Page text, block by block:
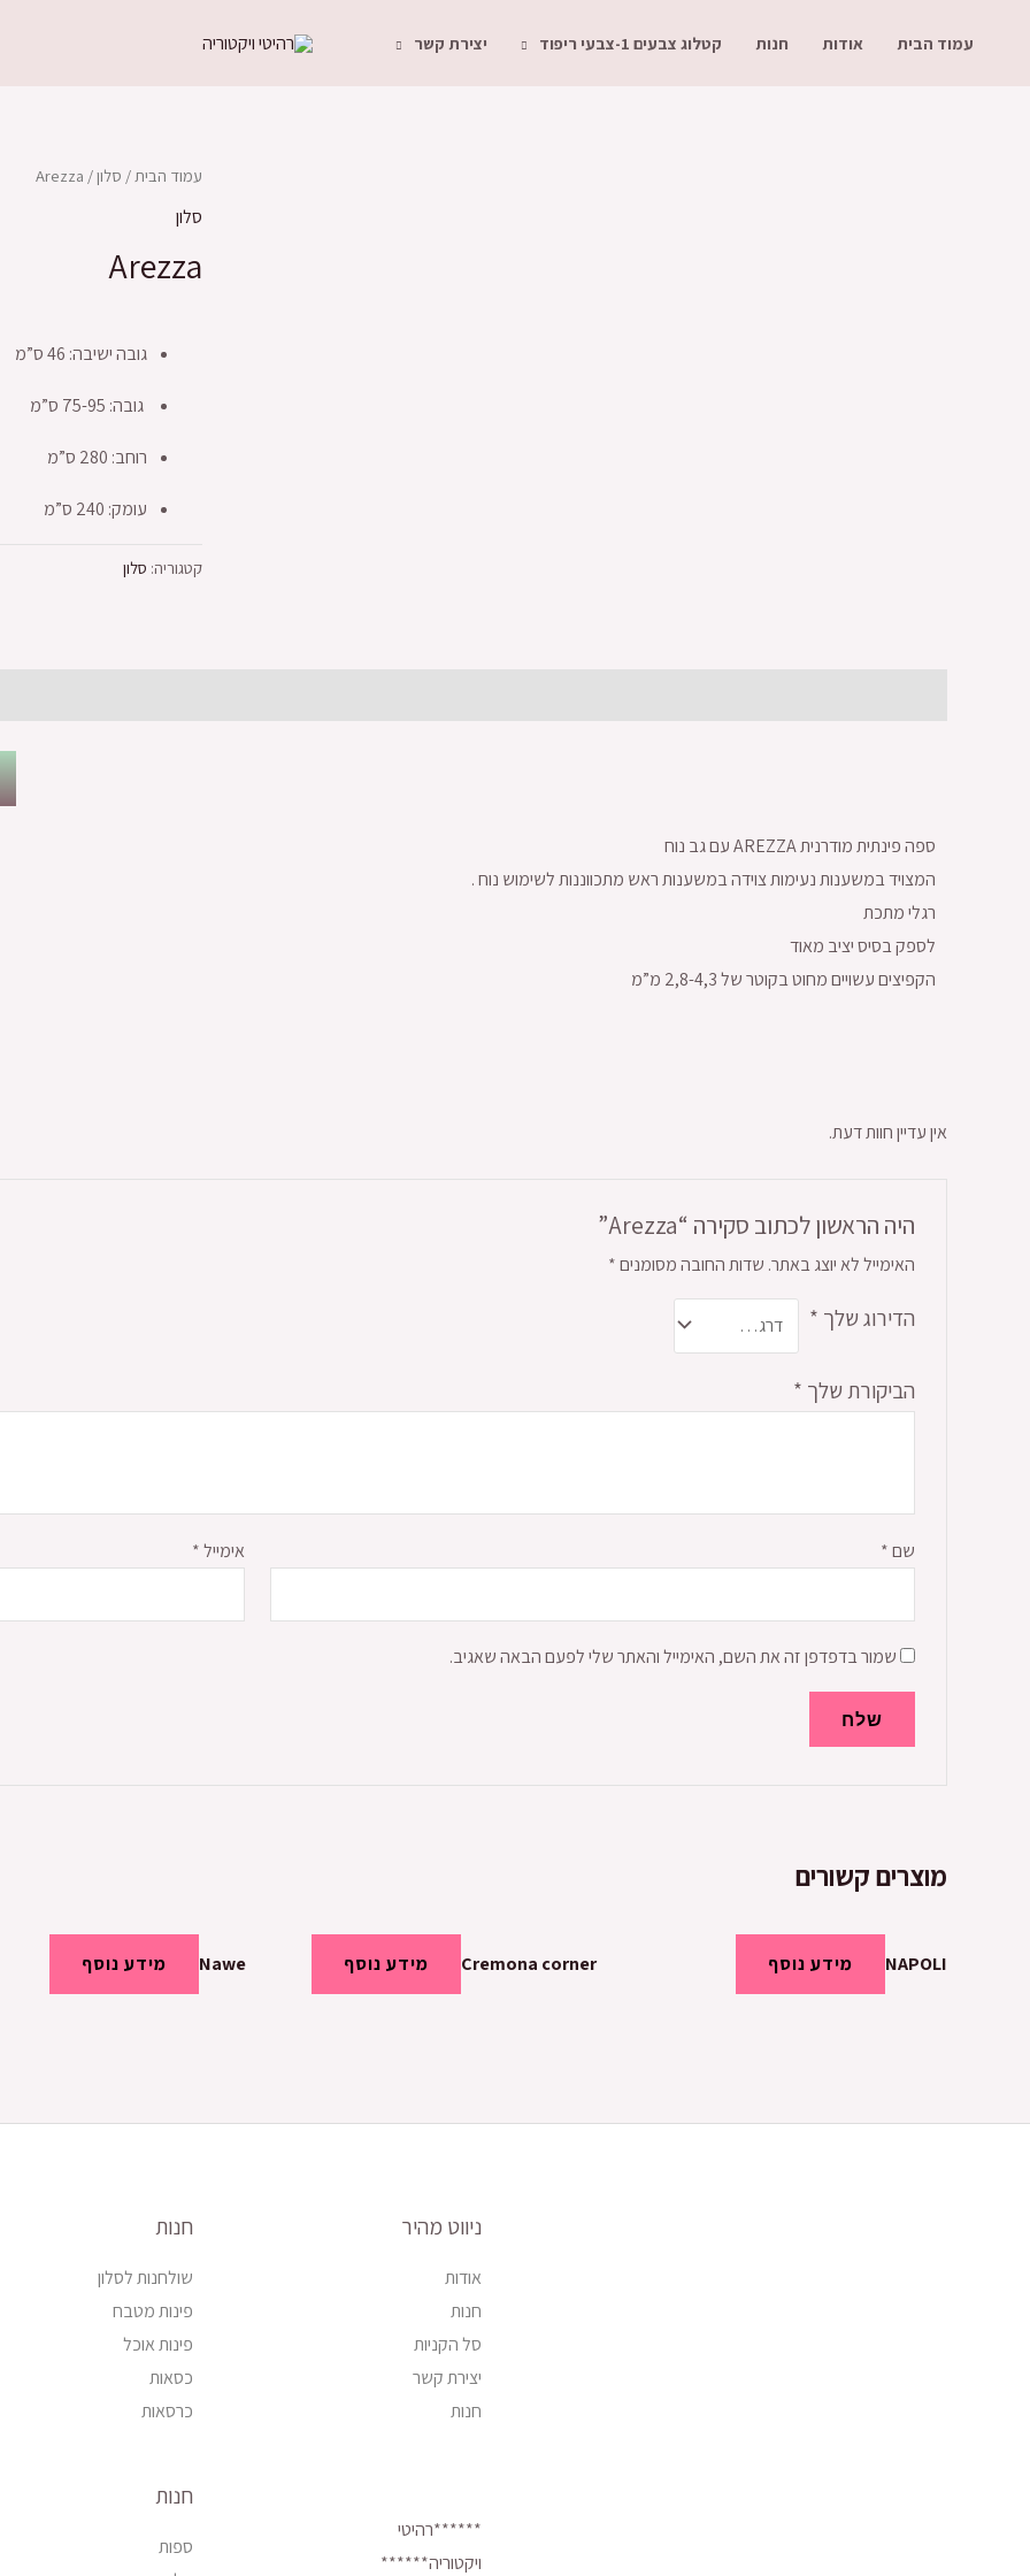
עמוד הבית אודות חנות קטלוג צבעים 1-צבעי ריפוד יצירת קשר
עמוד הבית/ סלון/ Arezza
סלון
Arezza
גובה ישיבה: 46 ס”מ
גובה: 75-95 ס”מ
רוחב: 280 ס”מ
עומק: 240 ס”מ
קטגוריה: סלון
ספה פינתית מודרנית AREZZA עם גב נוח
המצויד במשענות נעימות צוידה במשענות ראש מתכווננות לשימוש נוח .
רגלי מתכת
לספק בסיס יציב מאוד
הקפיצים עשויים מחוט בקוטר של 2,8-4,3 מ”מ
אין עדיין חוות דעת.
היה הראשון לכתוב סקירה “Arezza”
האימייל לא יוצג באתר. שדות החובה מסומנים*
הדירוג שלך *
הביקורת שלך *
שם* אימייל*
שמור בדפדפן זה את השם, האימייל והאתר שלי לפעם הבאה שאגיב.
מוצרים קשורים
NAPOLI מידע נוסף Cremona corner מידע נוסף Nawe מידע נוסף
ניווט מהיר
אודות
חנות
סל הקניות
יצירת קשר
חנות
******רהיטי
ויקטוריה******
חנות
שולחנות לסלון
פינות מטבח
פינות אוכל
כסאות
כרסאות
חנות
ספות